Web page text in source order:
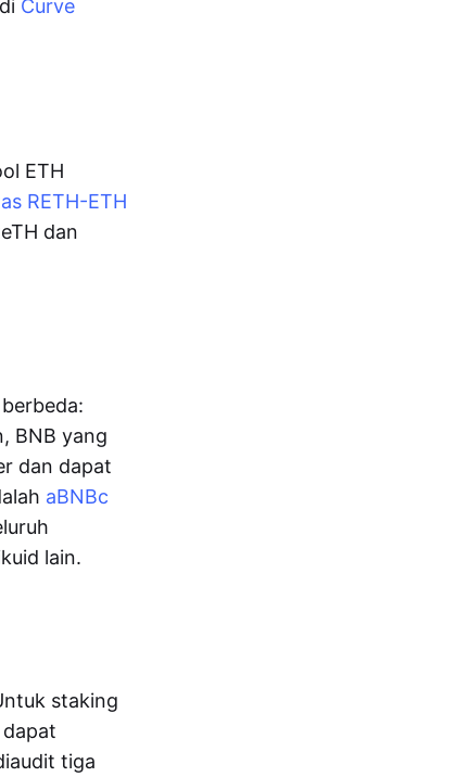
di Curve
ETH
RETH-ETH
dan
BNB yang
dan dapat
aBNBc
lain.
staking
tiga